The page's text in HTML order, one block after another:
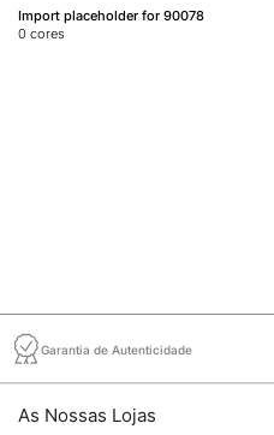
Import placeholder for 90078
0 cores
Garantia de Autenticidade
As Nossas Lojas